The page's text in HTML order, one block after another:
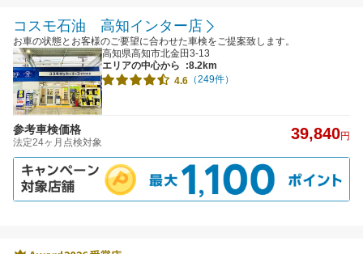
コスモ石油 高知インター店
お車の状態とお客様のご要望に合わせた車検をご提案致します。
高知県高知市北金田3-13
エリアの中心から
:8.2km
4.6 （249件）
参考車検価格
法定24ヶ月点検対象 39,840円